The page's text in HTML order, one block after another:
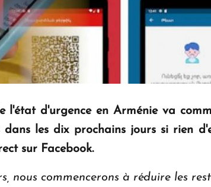
l'état d'urgence en Arménie va
les dix prochains jours si rien
sur Facebook.
nous commencerons à réduire les